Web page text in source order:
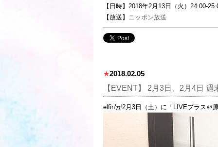
【日時】2018年2月13日（火）24:00-
【放送】 ニッポン放送
★2018.02.05
【EVENT】 2月3日、2月4日 週
elfin'が2月3日（土）に「LIVEプラス＠